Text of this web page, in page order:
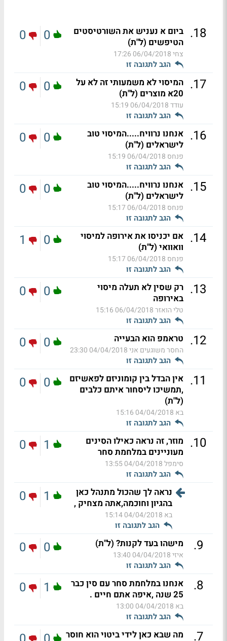
18
. ביום א נעניש את השורטיסטים
הטיפשים (ל"ת)
צחי06/04/2018 17:26
הגב לתגובה זו
0
0
17
. המיסוי לא משמעותי זה לא על
20א מוצרים (ל"ת)
עודד06/04/2018 15:19
הגב לתגובה זו
0
0
16
. אנחנו נרוויח.....המיסוי טוב
לישראלים (ל"ת)
פנחס 06/04/2018 15:19
הגב לתגובה זו
0
0
15
. אנחנו נרוויח.....המיסוי טוב
לישראלים (ל"ת)
פנחס 06/04/2018 15:17
הגב לתגובה זו
0
0
14
. אם יכניסו את אירופה למיסוי
וואוואי (ל"ת)
פנחס 06/04/2018 15:17
הגב לתגובה זו
0
1
13
. רק שסין לא תעלה מיסוי
באירופה
טלי הואזר06/04/2018 15:16
הגב לתגובה זו
0
0
12
. טראמפ הוא הבעייה
החסר משוגעים אני04/04/2018 23:30
הגב לתגובה זו
0
0
11
. אין הבדל בין קומוניזם לפאשיזם
,תמשיכו ליסחור איתם כלבים
(ל"ת)
בא 04/04/2018 15:16
הגב לתגובה זו
0
0
10
. מוזר, זה נראה כאילו הסינים
מעוניינים במלחמת סחר
סימפל04/04/2018 13:55
הגב לתגובה זו
1
0
נראה לך שהכול מתנהל כאן
בהגיון וחוכמה,אתה מצחיק ,
בא 04/04/2018 15:14
הגב לתגובה זו
1
0
9
. מישהו בעד לקנות? (ל"ת)
איזי04/04/2018 13:40
הגב לתגובה זו
0
0
8
.
אנחנו במלחמת סחר עם סין כבר
25 שנה ,איפה אתם חיים .
בא 04/04/2018 13:00
הגב לתגובה זו
1
0
7
.
מה שבא כאן לידי ביטוי הוא חוסר